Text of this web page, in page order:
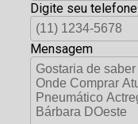
Digite seu telefone
Mensagem